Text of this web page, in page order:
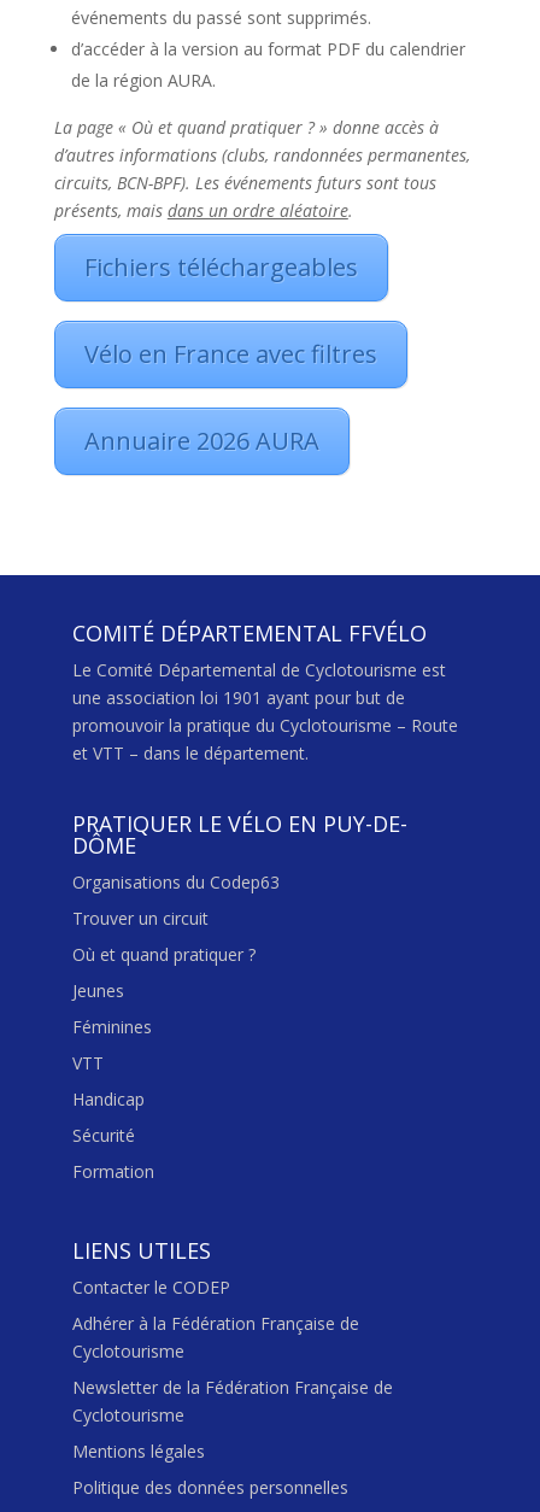
événements du passé sont supprimés.
d’accéder à la version au format PDF du calendrier
de la région AURA.
La page « Où et quand pratiquer ? » donne accès à
d’autres informations (clubs, randonnées permanentes,
circuits, BCN-BPF). Les événements futurs sont tous
présents, mais dans un ordre aléatoire.
Fichiers téléchargeables
Vélo en France avec filtres
Annuaire 2026 AURA
COMITÉ DÉPARTEMENTAL FFVÉLO
Le Comité Départemental de Cyclotourisme est
une association loi 1901 ayant pour but de
promouvoir la pratique du Cyclotourisme – Route
et VTT – dans le département.
PRATIQUER LE VÉLO EN PUY-DE-
DÔME
Organisations du Codep63
Trouver un circuit
Où et quand pratiquer ?
Jeunes
Féminines
VTT
Handicap
Sécurité
Formation
LIENS UTILES
Contacter le CODEP
Adhérer à la Fédération Française de
Cyclotourisme
Newsletter de la Fédération Française de
Cyclotourisme
Mentions légales
Politique des données personnelles